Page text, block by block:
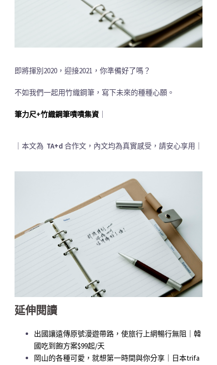
即將揮別2020，迎接2021，你準備好了嗎？
不如我們一起用竹織鋼筆，寫下未來的種種心願。
筆力尺+竹織鋼筆嘖嘖集資
｜本文為 TA+d 合作文，內文均為真實感受，請安心享用｜
延伸閱讀
出國讓遠傳原號漫遊帶路，使旅行上網暢行無阻｜韓
國吃到飽方案$99起/天
岡山的各種可愛，就想第一時間與你分享｜日本trifa